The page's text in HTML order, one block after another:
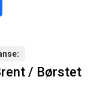
/ Børstet